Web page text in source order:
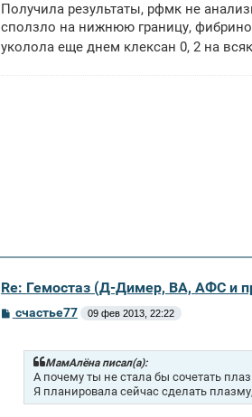
б
щ
е
н
Получила результаты, рфмк не
сползло на нижнюю границу,
уколола еще днем клексан 0, 2 на
Re: Гемостаз (Д-Димер, ВА, АФС и
Ссчастье77 09 фев 2013, 22:22
МамАлёна писал(а):
А почему ты не стала бы сочетать
Я планировала сейчас сделать